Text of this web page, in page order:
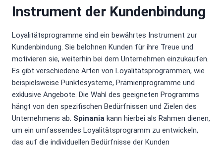
Instrument der Kundenbindung
Loyalitätsprogramme sind ein bewährtes Instrument zur
Kundenbindung. Sie belohnen Kunden für ihre Treue und
motivieren sie, weiterhin bei dem Unternehmen einzukaufen.
Es gibt verschiedene Arten von Loyalitätsprogrammen, wie
beispielsweise Punktesysteme, Prämienprogramme und
exklusive Angebote. Die Wahl des geeigneten Programms
hängt von den spezifischen Bedürfnissen und Zielen des
Unternehmens ab. Spinania kann hierbei als Rahmen dienen,
um ein umfassendes Loyalitätsprogramm zu entwickeln,
das auf die individuellen Bedürfnisse der Kunden